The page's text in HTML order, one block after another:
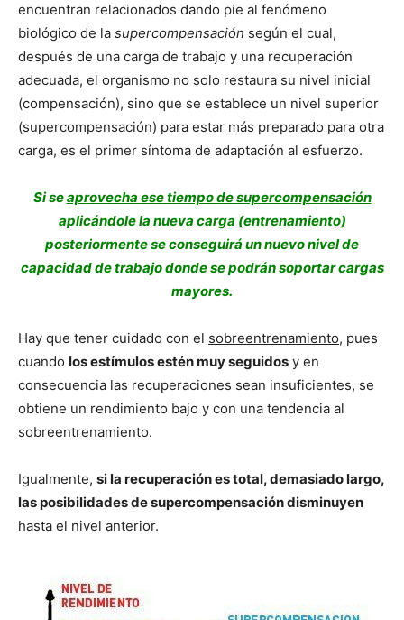
encuentran relacionados dando pie al fenómeno
biológico de la supercompensación según el cual,
después de una carga de trabajo y una recuperación
adecuada, el organismo no solo restaura su nivel inicial
(compensación), sino que se establece un nivel superior
(supercompensación) para estar más preparado para otra
carga, es el primer síntoma de adaptación al esfuerzo.
Si seaprovecha ese tiempo de supercompensación
aplicándole la nueva carga (entrenamiento)
posteriormente se conseguirá un nuevo nivel de
capacidad de trabajo donde se podrán soportar cargas
mayores.
Hay que tener cuidado con el sobreentrenamiento, pues
cuando los estímulos estén muy seguidos y en
consecuencia las recuperaciones sean insuficientes, se
obtiene un rendimiento bajo y con una tendencia al
sobreentrenamiento.
Igualmente, si la recuperación es total, demasiado largo,
las posibilidades de supercompensación disminuyen
hasta el nivel anterior.